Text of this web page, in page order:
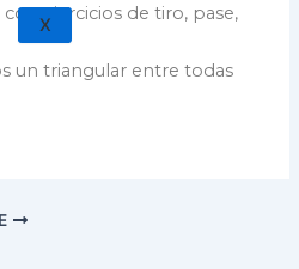
X
ejercicios de tiro, pase,
un triangular entre todas